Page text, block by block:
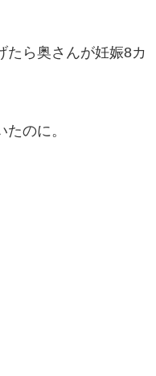
たら奥さんが妊娠8カ
のに。